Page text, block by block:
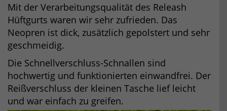
Mit der Verarbeitungsqualität des Releash
Hüftgurts waren wir sehr zufrieden. Das
Neopren ist dick, zusätzlich gepolstert und sehr
geschmeidig.
Die Schnellverschluss-Schnallen sind
hochwertig und funktionierten einwandfrei. Der
Reißverschluss der kleinen Tasche lief leicht
und war einfach zu greifen.